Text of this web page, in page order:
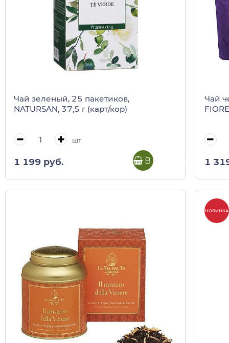
Чай зеленый, 25 пакетиков,
NATURSAN, 37,5 г (карт/кор)
шт
1 199 руб. В корзину
Чай
1
НОВИНКА